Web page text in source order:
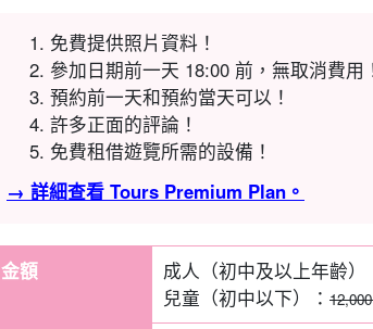
免費提供照片資料！
參加日期前一天 18:00 前，無取消費用
預約前一天和預約當天可以！
許多正面的評論！
免費租借遊覽所需的設備！
→ 詳細查看 Tours Premium Plan。
金額 成人（初中及以上年齡）
兒童（初中以下）：